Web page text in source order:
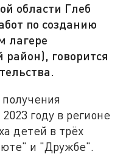
области Глеб
по созданию
лагере
говорится
году в регионе
детей в трёх
и "Дружбе".